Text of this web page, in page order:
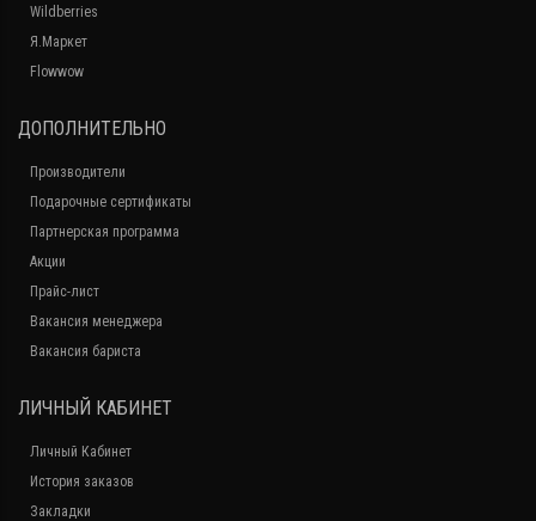
Wildberries
Я.Маркет
Flowwow
ДОПОЛНИТЕЛЬНО
Производители
Подарочные сертификаты
Партнерская программа
Акции
Прайс-лист
Вакансия менеджера
Вакансия бариста
ЛИЧНЫЙ КАБИНЕТ
Личный Кабинет
История заказов
Закладки